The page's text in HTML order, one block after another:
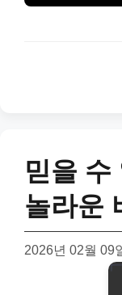
믿을 수
놀라운
2026년 02월 09